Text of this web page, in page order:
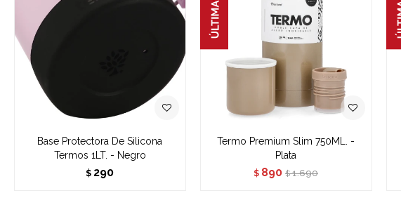
Base Protectora De Silicona
Termos 1LT. - Negro
$ 290
Termo Premium Slim 750ML. -
Plata
$ 890 $ 1.690